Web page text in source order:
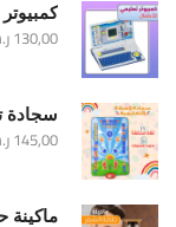
130,00
سجادة
145,00
ماكينة